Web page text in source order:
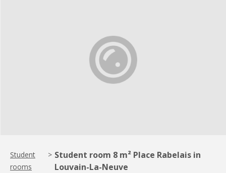
Student
rooms
> Student room 8 m² Place Rabelais in
Louvain-La-Neuve